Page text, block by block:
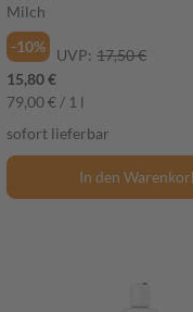
Milch
-10%
UVP: 17,50 €
15,80 €
79,00 € / 1 l
sofort lieferbar
In den